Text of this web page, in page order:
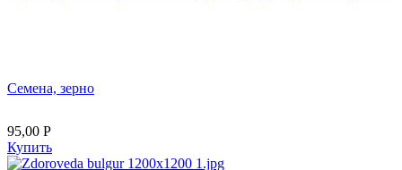
Семена, зерно
95,00 Р
Купить